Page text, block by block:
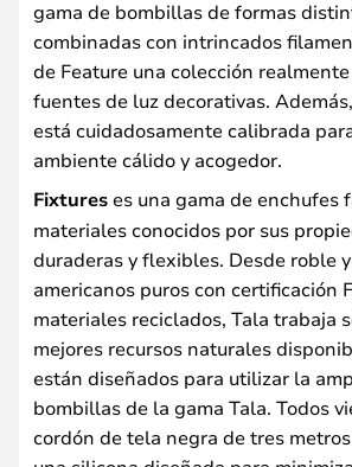
gama de bombillas de formas
combinadas con intrincados
de Feature una colección
fuentes de luz decorativas.
está cuidadosamente calibrada
ambiente cálido y acogedor.
Fixtureses una gama de enchufes
materiales conocidos por sus
duraderas y flexibles. Desde roble
americanos puros con certificación
materiales reciclados, Tala trabaja
mejores recursos naturales
están diseñados para utilizar la
bombillas de la gama Tala. Todos
cordón de tela negra de tres